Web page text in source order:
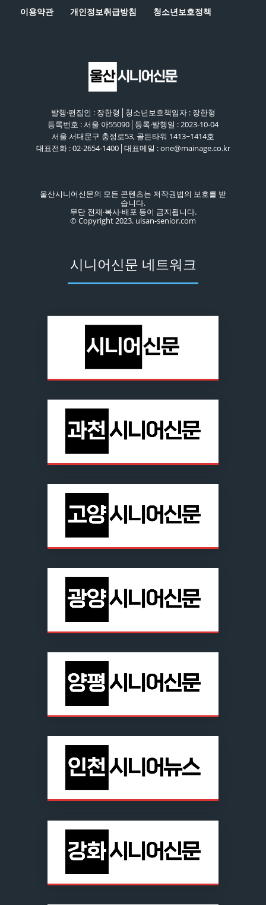
이용약관 개인정보취급방침 청소년보호정책
발행·편집인 : 장한형│청소년보호책임자 : 장한형
등록번호 : 서울 아55090│등록·발행일 : 2023-10-04
서울 서대문구 충정로53, 골든타워 1413~1414호
대표전화 : 02-2654-1400│대표메일 : one@mainage.co.kr
울산시니어신문의 모든 콘텐츠는 저작권법의 보호를 받
습니다.
무단 전재·복사·배포 등이 금지됩니다.
© Copyright 2023. ulsan-senior.com
시니어신문 네트워크